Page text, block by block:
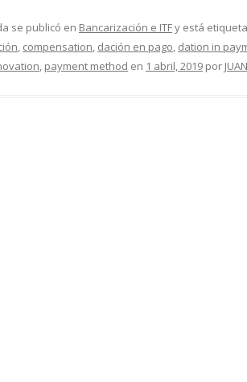
itt
er
m
p
se publicó en Bancarización e ITFy está
, compensation, dación en pago, dation in
, payment method en 1 abril, 2019 por